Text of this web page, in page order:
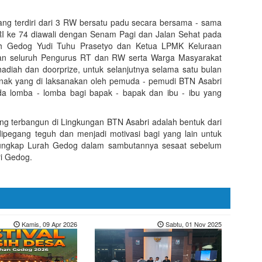
terdiri dari 3 RW bersatu padu secara bersama - sama
ke 74 diawali dengan Senam Pagi dan Jalan Sehat pada
Yudi Tuhu Prasetyo dan Ketua LPMK Keluraan
seluruh Pengurus RT dan RW serta Warga Masyarakat
dan doorprize, untuk selanjutnya selama satu bulan
yang di laksanakan oleh pemuda - pemudi BTN Asabri
lomba - lomba bagi bapak - bapak dan ibu - ibu yang
terbangun di Lingkungan BTN Asabri adalah bentuk dari
teguh dan menjadi motivasi bagi yang lain untuk
Lurah Gedog dalam sambutannya sesaat sebelum
Gedog.
Kamis, 09 Apr 2026 Sabtu, 01 Nov 2025